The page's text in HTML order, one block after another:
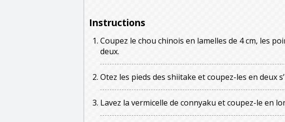
Instructions
Coupez le chou chinois en lamelles de 4 cm, les
deux.
Otez les pieds des shiitake et coupez-les en deux
Lavez la vermicelle de connyaku et coupez-le en